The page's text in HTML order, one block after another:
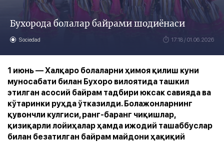
Бухорода болалар байрами шодиёнаси
Sociedad 17:18 / 01.06.2026
1 июнь — Халқаро болаларни ҳимоя қилиш куни
муносабати билан Бухоро вилоятида ташкил
этилган асосий байрам тадбири юксак савияда ва
кўтаринки руҳда ўтказилди. Болажонларнинг
қувончли кулгиси, ранг-баранг чиқишлар,
қизиқарли лойиҳалар ҳамда ижодий ташаббуслар
билан безатилган байрам майдони ҳақиқий